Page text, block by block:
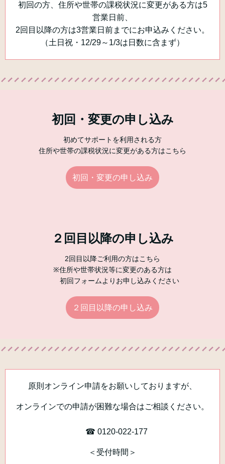
初回の方、住所や世帯の課税状況に変更がある方は5
営業日前、
2回目以降の方は3営業日前までにお申込みください。
（土日祝・12/29～1/3は日数に含まず）
初回・変更の申し込み
初めてサポートを利用される方
住所や世帯の課税状況に変更がある方はこちら
初回・変更の申し込み
２回目以降の申し込み
2回目以降ご利用の方はこちら
※住所や世帯状況等に変更のある方は
初回フォームよりお申し込みください
２回目以降の申し込み
原則オンライン申請をお願いしておりますが、
オンラインでの申請が困難な場合はご相談ください。
☎ 0120-022-177
＜受付時間＞